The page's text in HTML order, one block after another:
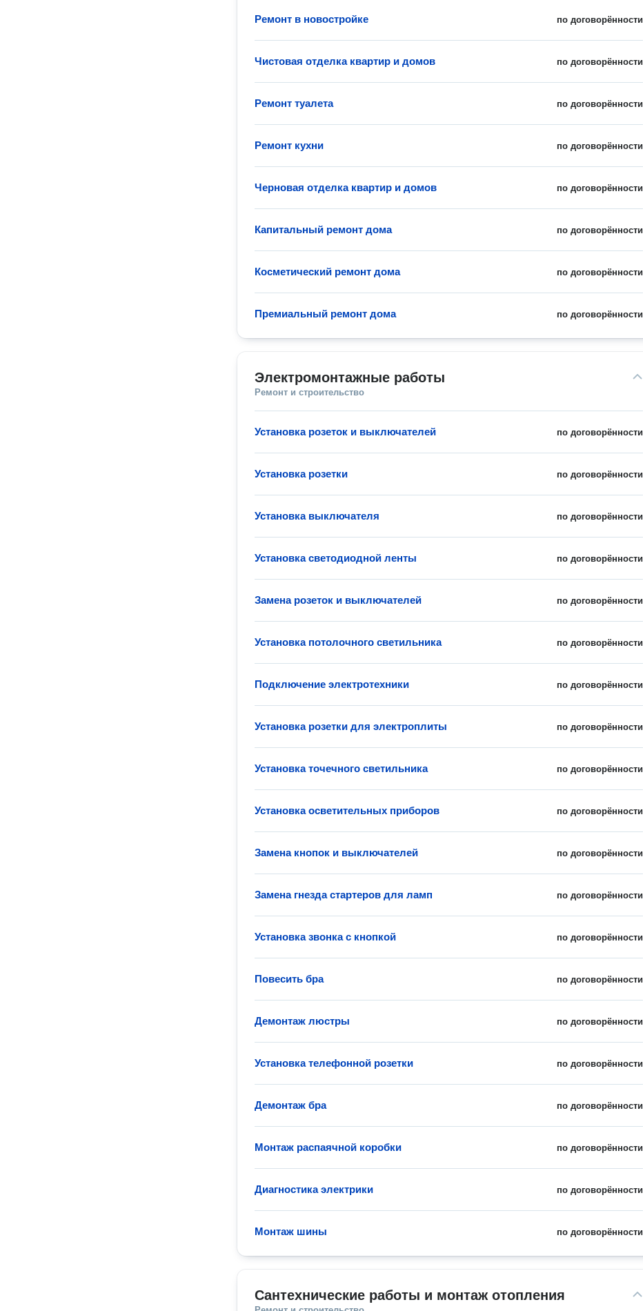
по договорённости
Ремонт в новостройке
по договорённости
Чистовая отделка квартир и домов
по договорённости
Ремонт туалета
по договорённости
Ремонт кухни
по договорённости
Черновая отделка квартир и домов
по договорённости
Капитальный ремонт дома
по договорённости
Косметический ремонт дома
по договорённости
Премиальный ремонт дома
Электромонтажные работы
Ремонт и строительство
по договорённости
Установка розеток и выключателей
по договорённости
Установка розетки
по договорённости
Установка выключателя
по договорённости
Установка светодиодной ленты
по договорённости
Замена розеток и выключателей
по договорённости
Установка потолочного светильника
по договорённости
Подключение электротехники
по договорённости
Установка розетки для электроплиты
по договорённости
Установка точечного светильника
по договорённости
Установка осветительных приборов
по договорённости
Замена кнопок и выключателей
по договорённости
Замена гнезда стартеров для ламп
по договорённости
Установка звонка с кнопкой
по договорённости
Повесить бра
по договорённости
Демонтаж люстры
по договорённости
Установка телефонной розетки
по договорённости
Демонтаж бра
по договорённости
Монтаж распаячной коробки
по договорённости
Диагностика электрики
по договорённости
Монтаж шины
Сантехнические работы и монтаж отопления